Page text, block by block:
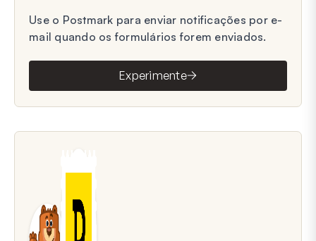
Use o Postmark para enviar notificações por e-
mail quando os formulários forem enviados.
Experimente